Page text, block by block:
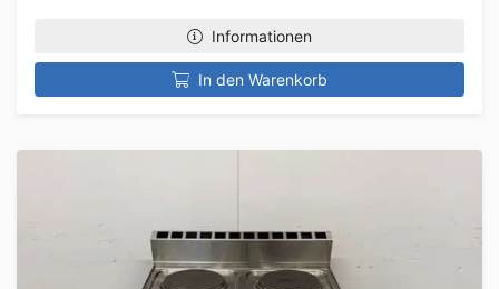
Informationen
In den Warenkorb